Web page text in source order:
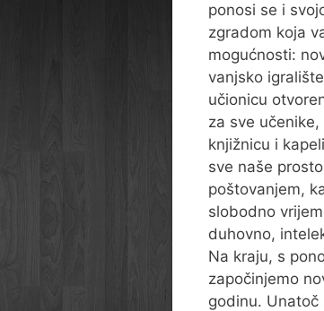
ponosi se i
zgradom koja
mogućnosti:
vanjsko
učionicu
za sve učenike,
knjižnicu i
sve naše
poštovanjem,
slobodno
duhovno,
Na kraju, s
započinjemo
godinu. Unatoč